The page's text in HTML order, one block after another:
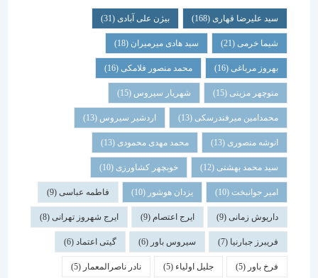
سید علیرضا قهاری(168) بیژن علی آبادی(31)
شیما خرمی(21) سید هادی میرمیران(18)
بهروز مرباغی (16) محمد منصور فلامکی (16)
منوچهر مزینی(15) شهریار سیروس(15)
محمدامین میرفندرسکی(13) اردشیر سیروس(13)
انوشه منصوری(13) محمد مهدی محمودی(13)
سید محمد بهشتی(12) خوبچهر کشاورزی(10)
امیر جوانبخت(10) یزدان هوشور(10) فاطمه عباسی(9)
داریوش زمانی(9) ایرج اعتصام(9) ایرج شهروز تهرانی(8)
فریبرز جبارنیا(7) سیروس باور(6) گیتی اعتماد(6)
فرخ باور(5) جلیل اولیاء(5) نادر ناصرالمعمار (5)